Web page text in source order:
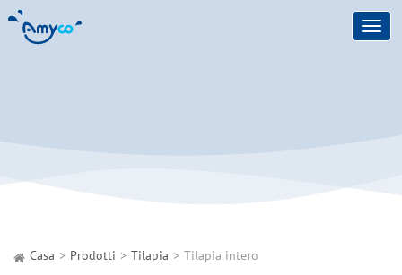
Casa Prodotti Tilapia Tilapia intero